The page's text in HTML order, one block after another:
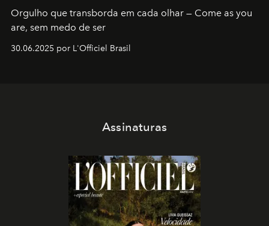
Orgulho que transborda em cada olhar — Come as you
are, sem medo de ser
30.06.2025 por L'Officiel Brasil
Assinaturas